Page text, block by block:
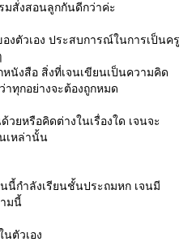
มสั่งสอนลูกกันดีกว่าค่ะ
งตัวเอง ประสบการณ์ในการเป็นครู
นังสือ สิ่งที่เจนเขียนเป็นความคิด
าทุกอย่างจะต้องถูกหมด
ยหรือคิดต่างในเรื่องใด เจนจะ
เหล่านั้น
นี้กำลังเรียนชั้นประถมหก เจนมี
มนี้
ตัวเอง